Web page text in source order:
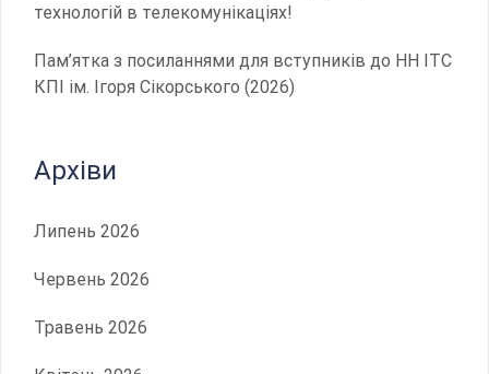
технологій в телекомунікаціях!
Пам’ятка з посиланнями для вступників до НН ІТС
КПІ ім. Ігоря Сікорського (2026)
Архіви
Липень 2026
Червень 2026
Травень 2026